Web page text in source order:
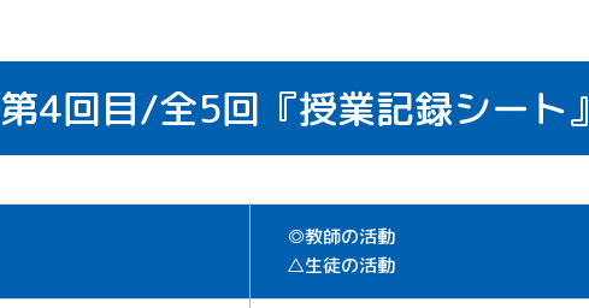
第4回目/全5回 『授業記録シート』
◎教師の活動
△生徒の活動